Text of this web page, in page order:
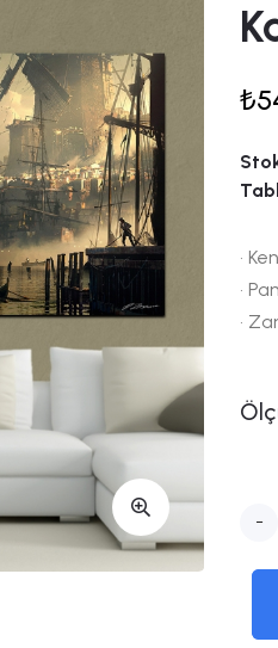
•
•
•
-